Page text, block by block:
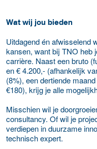
Wat wij jou bieden
Uitdagend én afwisselend
kansen, want bij TNO heb
carrière. Naast een bruto
en € 4.200,- (afhankelijk
(8%), een dertiende
€180), krijg je alle
Misschien wil je
consultancy. Of wil je
verdiepen in duurzame
technisch expert.